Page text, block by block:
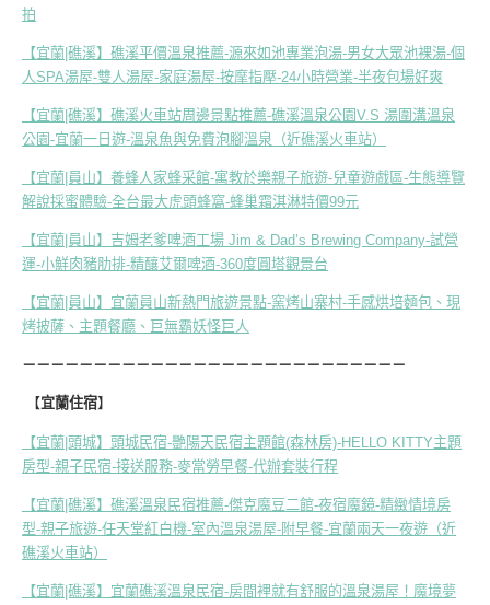
拍
【宜蘭|礁溪】礁溪平價溫泉推薦-源來如池專業泡湯-男女大眾池裸湯-個
人SPA湯屋-雙人湯屋-家庭湯屋-按摩指壓-24小時營業-半夜包場好爽
【宜蘭|礁溪】礁溪火車站周邊景點推薦-礁溪溫泉公園V.S 湯圍溝溫泉
公園-宜蘭一日遊-溫泉魚與免費泡腳溫泉（近礁溪火車站）
【宜蘭|員山】養蜂人家蜂采館-寓教於樂親子旅遊-兒童遊戲區-生態導覽
解說採蜜體驗-全台最大虎頭蜂窩-蜂巢霜淇淋特價99元
【宜蘭|員山】吉姆老爹啤酒工場 Jim & Dad’s Brewing Company-試營
運-小鮮肉豬肋排-精釀艾爾啤酒-360度圓塔觀景台
【宜蘭|員山】宜蘭員山新熱門旅遊景點-窯烤山寨村-手感烘培麵包、現
烤披薩、主題餐廳、巨無霸妖怪巨人
－－－－－－－－－－－－－－－－－－－－－－－－－－－
【宜蘭住宿】
【宜蘭|頭城】頭城民宿-艷陽天民宿主題館(森林房)-HELLO KITTY主題
房型-親子民宿-接送服務-麥當勞早餐-代辦套裝行程
【宜蘭|礁溪】礁溪溫泉民宿推薦-傑克魔豆二館-夜宿魔鏡-精緻情境房
型-親子旅遊-任天堂紅白機-室內溫泉湯屋-附早餐-宜蘭兩天一夜遊（近
礁溪火車站）
【宜蘭|礁溪】宜蘭礁溪溫泉民宿-房間裡就有舒服的溫泉湯屋！魔境夢